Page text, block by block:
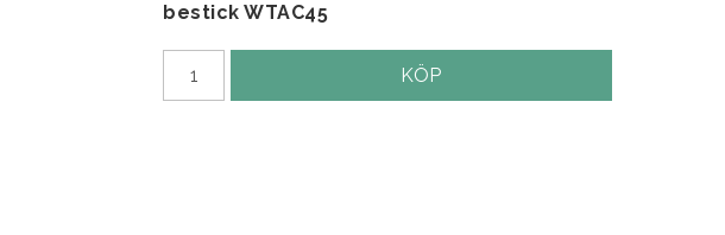
bestick WTAC45
KÖP